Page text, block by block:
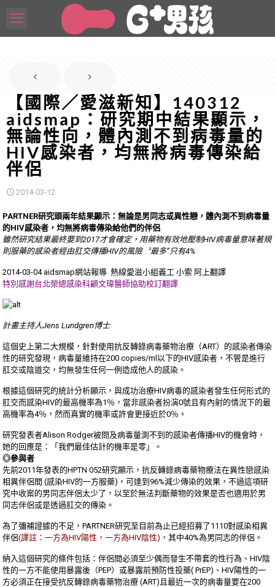
【國際／愛滋新知】140312
aidsmap：研究期中結果顯示，
無論性向，體內測不到病毒量的
HIV感染者，均無將病毒傳染給
伴侶
2014-03-12
PARTNER研究頭兩年結果顯示：無論是男同志或異性戀，體內測不到病毒量
的HIV感染者，均無將病毒傳染給他們的伴侶
雖然研究結果最終要到2017才會確定，用藥物有效地壓制HIV病毒量意味著規
則服藥的感染者經由肛交傳播HIV的風險〝最多”只有4%
2014-03-04 aidsmap網站報導 熱線愛滋小組義工 小索 阿上翻譯
特別感謝台北榮總感染科顧文瑋醫師協助校訂翻譯
計畫主持人Jens Lundgren博士
這個史上第二大規模，針對使用抗反轉錄病毒藥物治療（ART）的感染者傳染
性的研究發現，病毒量維持在200 copies/ml以下的HIV感染者，不管是進行
肛交或陰道交，均無發生任何一例造成他人的感染。
根據這個研究的統計分析顯示，與成功治療HIV病毒的感染者發生任何形式的
肛交而感染HIV的最高機率為1％，當非感染者扮演0號且有內射的情況下的最
高機率為4％，然而真實的機率或許會更接近於0％。
研究發表者Alison Rodger被問及病毒量測不到的感染者傳播HIV的機會時，
她的回應是：「我們最佳估計的機率是零」。
◎參與者
先前2011年發表的HPTN 052研究顯示，抗反轉錄病毒藥物療法在異性戀感染
相異伴侶間 (感染HIV的一方服藥)，可達到96%減少傳染的效果，不過這項研
究中收案的男同志伴侶太少了，以至於無法判斷藥物的效果是否也適用於男
同志伴侶或是透過肛交的傳染。
為了彌補證據的不足，PARTNER研究至目前為止已經招募了1110對感染相異
伴侶(譯註：一方為HIV陽性，一方為HIV陰性)，其中40%為男同志的伴侶。
納入這個研究的條件包括：伴侶間必須至少偶而發生不帶套的性行為、HIV陰
性的一方不能使用暴露後（PEP）或暴露前預防性投藥( PrEP)、HIV陽性的一
方必須正在接受抗反轉錄病毒藥物治療 (ART)且最近一次的病毒量要在200